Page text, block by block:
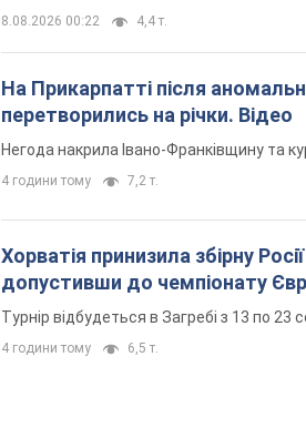
8.08.2026 00:22 4,4 т.
На Прикарпатті після
перетворились на річки. Відео
Негода накрила Івано-Франківщину та
4 години тому 7,2 т.
Хорватія принизила збірну
допустивши до чемпіонату
Турнір відбудеться в Загребі з 13 по 23
4 години тому 6,5 т.